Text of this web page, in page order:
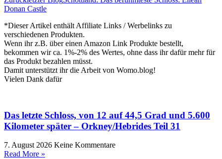
Donan Castle
*Dieser Artikel enthält Affiliate Links / Werbelinks zu
verschiedenen Produkten.
Wenn ihr z.B. über einen Amazon Link Produkte bestellt,
bekommen wir ca. 1%-2% des Wertes, ohne dass ihr dafür mehr für
das Produkt bezahlen müsst.
Damit unterstützt ihr die Arbeit von Womo.blog!
Vielen Dank dafür
Das letzte Schloss, von 12 auf 44,5 Grad und 5.600
Kilometer später – Orkney/Hebrides Teil 31
7. August 2026 Keine Kommentare
Read More »